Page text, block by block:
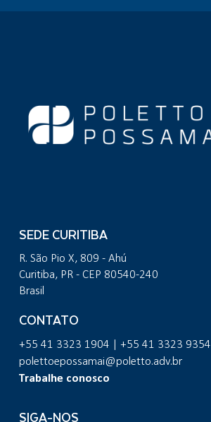
SEDE CURITIBA
R. São Pio X, 809 - Ahú
Curitiba, PR - CEP 80540-240
Brasil
CONTATO
+55 41 3323 1904 | +55 41 3323 9354
polettoepossamai@poletto.adv.br
Trabalhe conosco
SIGA-NOS